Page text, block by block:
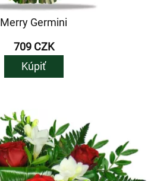
Merry Germini
709 CZK
Kúpiť